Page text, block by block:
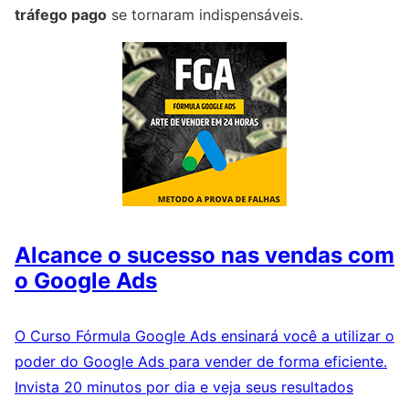
tráfego pago se tornaram indispensáveis.
Alcance o sucesso nas vendas com
o Google Ads
O Curso Fórmula Google Ads ensinará você a utilizar o
poder do Google Ads para vender de forma eficiente.
Invista 20 minutos por dia e veja seus resultados